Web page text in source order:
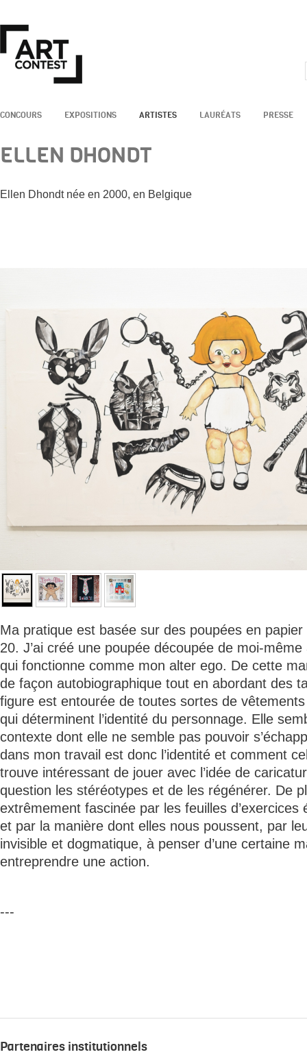
CONCOURS EXPOSITIONS ARTISTES LAURÉATS PRESSE
ELLEN DHONDT
Ellen Dhondt née en 2000, en Belgique
Ma pratique est basée sur des poupées en
20. J’ai créé une poupée découpée de moi-
qui fonctionne comme mon alter ego. De cette
de façon autobiographique tout en abordant des
figure est entourée de toutes sortes de vêtements
qui déterminent l’identité du personnage. Elle
contexte dont elle ne semble pas pouvoir
dans mon travail est donc l’identité et comment
trouve intéressant de jouer avec l’idée de
question les stéréotypes et de les régénérer. De
extrêmement fascinée par les feuilles d’exercices
et par la manière dont elles nous poussent, par
invisible et dogmatique, à penser d’une certaine
entreprendre une action.
---
Partenaires institutionnels